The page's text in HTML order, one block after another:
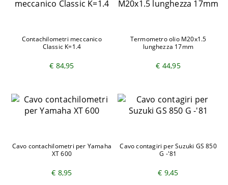
Contachilometri meccanico
Classic K=1.4
€ 84,95
Termometro olio M20x1.5
lunghezza 17mm
€ 44,95
Cavo contachilometri per Yamaha
XT 600
€ 8,95
Cavo contagiri per Suzuki GS 850
G -'81
€ 9,45